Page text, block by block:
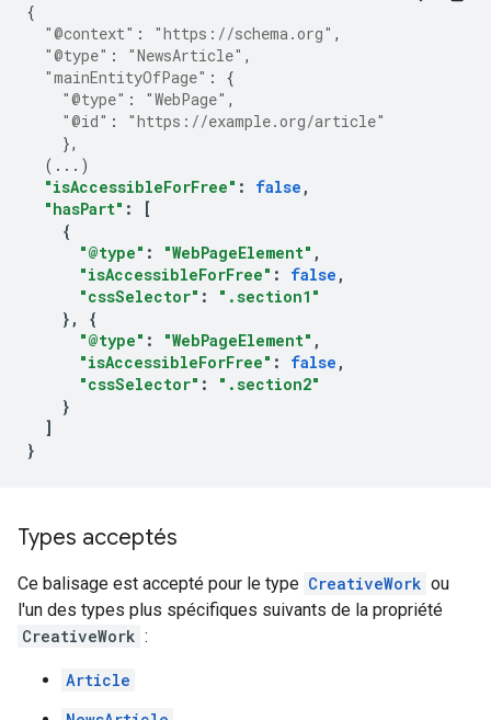
{
"@context" : "https://schema.org" ,
"@type" : "NewsArticle" ,
"mainEntityOfPage" :
{
"@type" : "WebPage" ,
"@id" :
"https://example.org/article"
},
( ... )
"isAccessibleForFree" : false ,
"hasPart" :
[
{
"@type" : "WebPageElement" ,
"isAccessibleForFree" : false ,
"cssSelector" :
".section1"
},
{
"@type" : "WebPageElement" ,
"isAccessibleForFree" : false ,
"cssSelector" :
".section2"
}
]
}
Types acceptés
Ce balisage est accepté pour le type CreativeWork ou
l'un des types plus spécifiques suivants de la propriété
CreativeWork :
Article